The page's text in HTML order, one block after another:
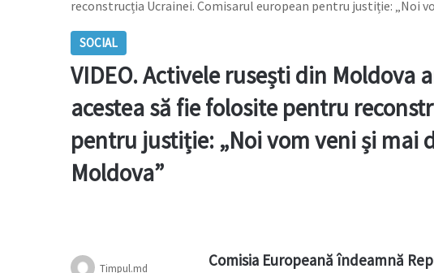
reconstrucția Ucrainei. Comisarul european pentru justiție: „Noi
SOCIAL
VIDEO. Activele rusești din
acestea să fie folosite pentru
pentru justiție: „Noi vom veni și mai
Moldova”
Comisia Europeană îndeamnă
Timpul.md